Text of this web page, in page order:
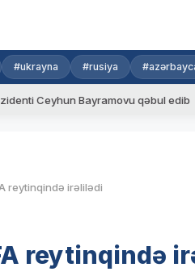
#ukrayna #rusiya
Bayramovu qəbul edib
reytinqində irəlilədi
reytinqində